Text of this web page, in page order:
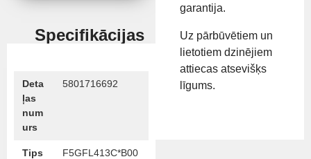
Specifikācijas
Deta
ļas
num
urs
5801716692
Tips
F5GFL413C*B00
garantija.
Uz pārbūvētiem un
lietotiem dzinējiem
attiecas atsevišķs
līgums.